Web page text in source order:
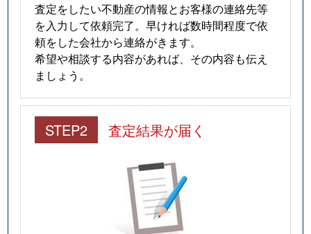
査定をしたい不動産の情報とお客様の連絡先等
を入力して依頼完了。早ければ数時間程度で依
頼をした会社から連絡がきます。
希望や相談する内容があれば、その内容も伝え
ましょう。
STEP2 査定結果が届く